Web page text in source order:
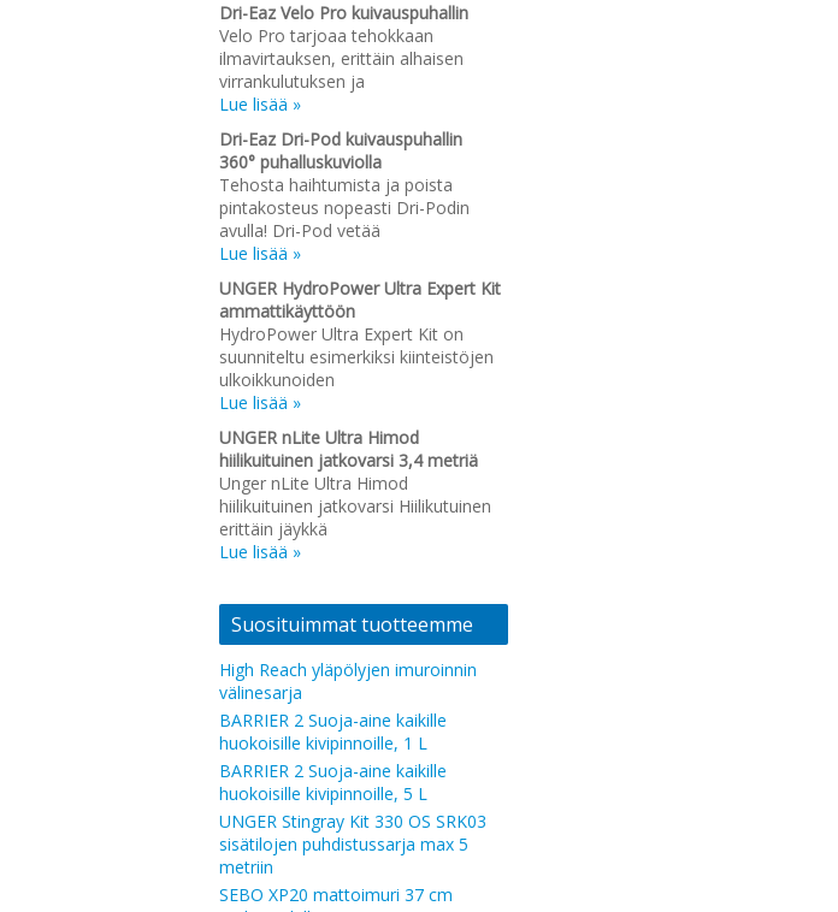
Dri-Eaz Velo Pro kuivauspuhallin
Velo Pro tarjoaa tehokkaan
ilmavirtauksen, erittäin alhaisen
virrankulutuksen ja
Lue lisää »
Dri-Eaz Dri-Pod kuivauspuhallin
360° puhalluskuviolla
Tehosta haihtumista ja poista
pintakosteus nopeasti Dri-Podin
avulla! Dri-Pod vetää
Lue lisää »
UNGER HydroPower Ultra Expert Kit
ammattikäyttöön
HydroPower Ultra Expert Kit on
suunniteltu esimerkiksi kiinteistöjen
ulkoikkunoiden
Lue lisää »
UNGER nLite Ultra Himod
hiilikuituinen jatkovarsi 3,4 metriä
Unger nLite Ultra Himod
hiilikuituinen jatkovarsi Hiilikutuinen
erittäin jäykkä
Lue lisää »
Suosituimmat tuotteemme
High Reach yläpölyjen imuroinnin
välinesarja
BARRIER 2 Suoja-aine kaikille
huokoisille kivipinnoille, 1 L
BARRIER 2 Suoja-aine kaikille
huokoisille kivipinnoille, 5 L
UNGER Stingray Kit 330 OS SRK03
sisätilojen puhdistussarja max 5
metriin
SEBO XP20 mattoimuri 37 cm